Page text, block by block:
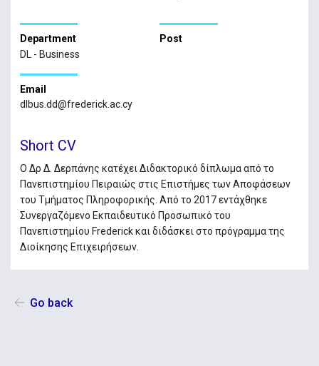
Department
DL - Business
Post
Email
dlbus.dd@frederick.ac.cy
Short CV
O Δρ Δ. Δερπάνης κατέχει Διδακτορικό δίπλωμα από το
Πανεπιστημίου Πειραιώς στις Επιστήμες των Αποφάσεων
του Τμήματος Πληροφορικής. Από το 2017 εντάχθηκε
Συνεργαζόμενο Εκπαιδευτικό Προσωπικό του
Πανεπιστημίου Frederick και διδάσκει στο πρόγραμμα της
Διοίκησης Επιχειρήσεων.
Go back